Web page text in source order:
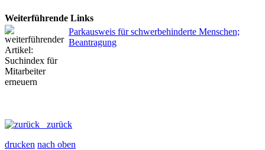
Weiterführende Links
Parkausweis für schwerbehinderte Menschen;
Beantragung
zurück
drucken nach oben